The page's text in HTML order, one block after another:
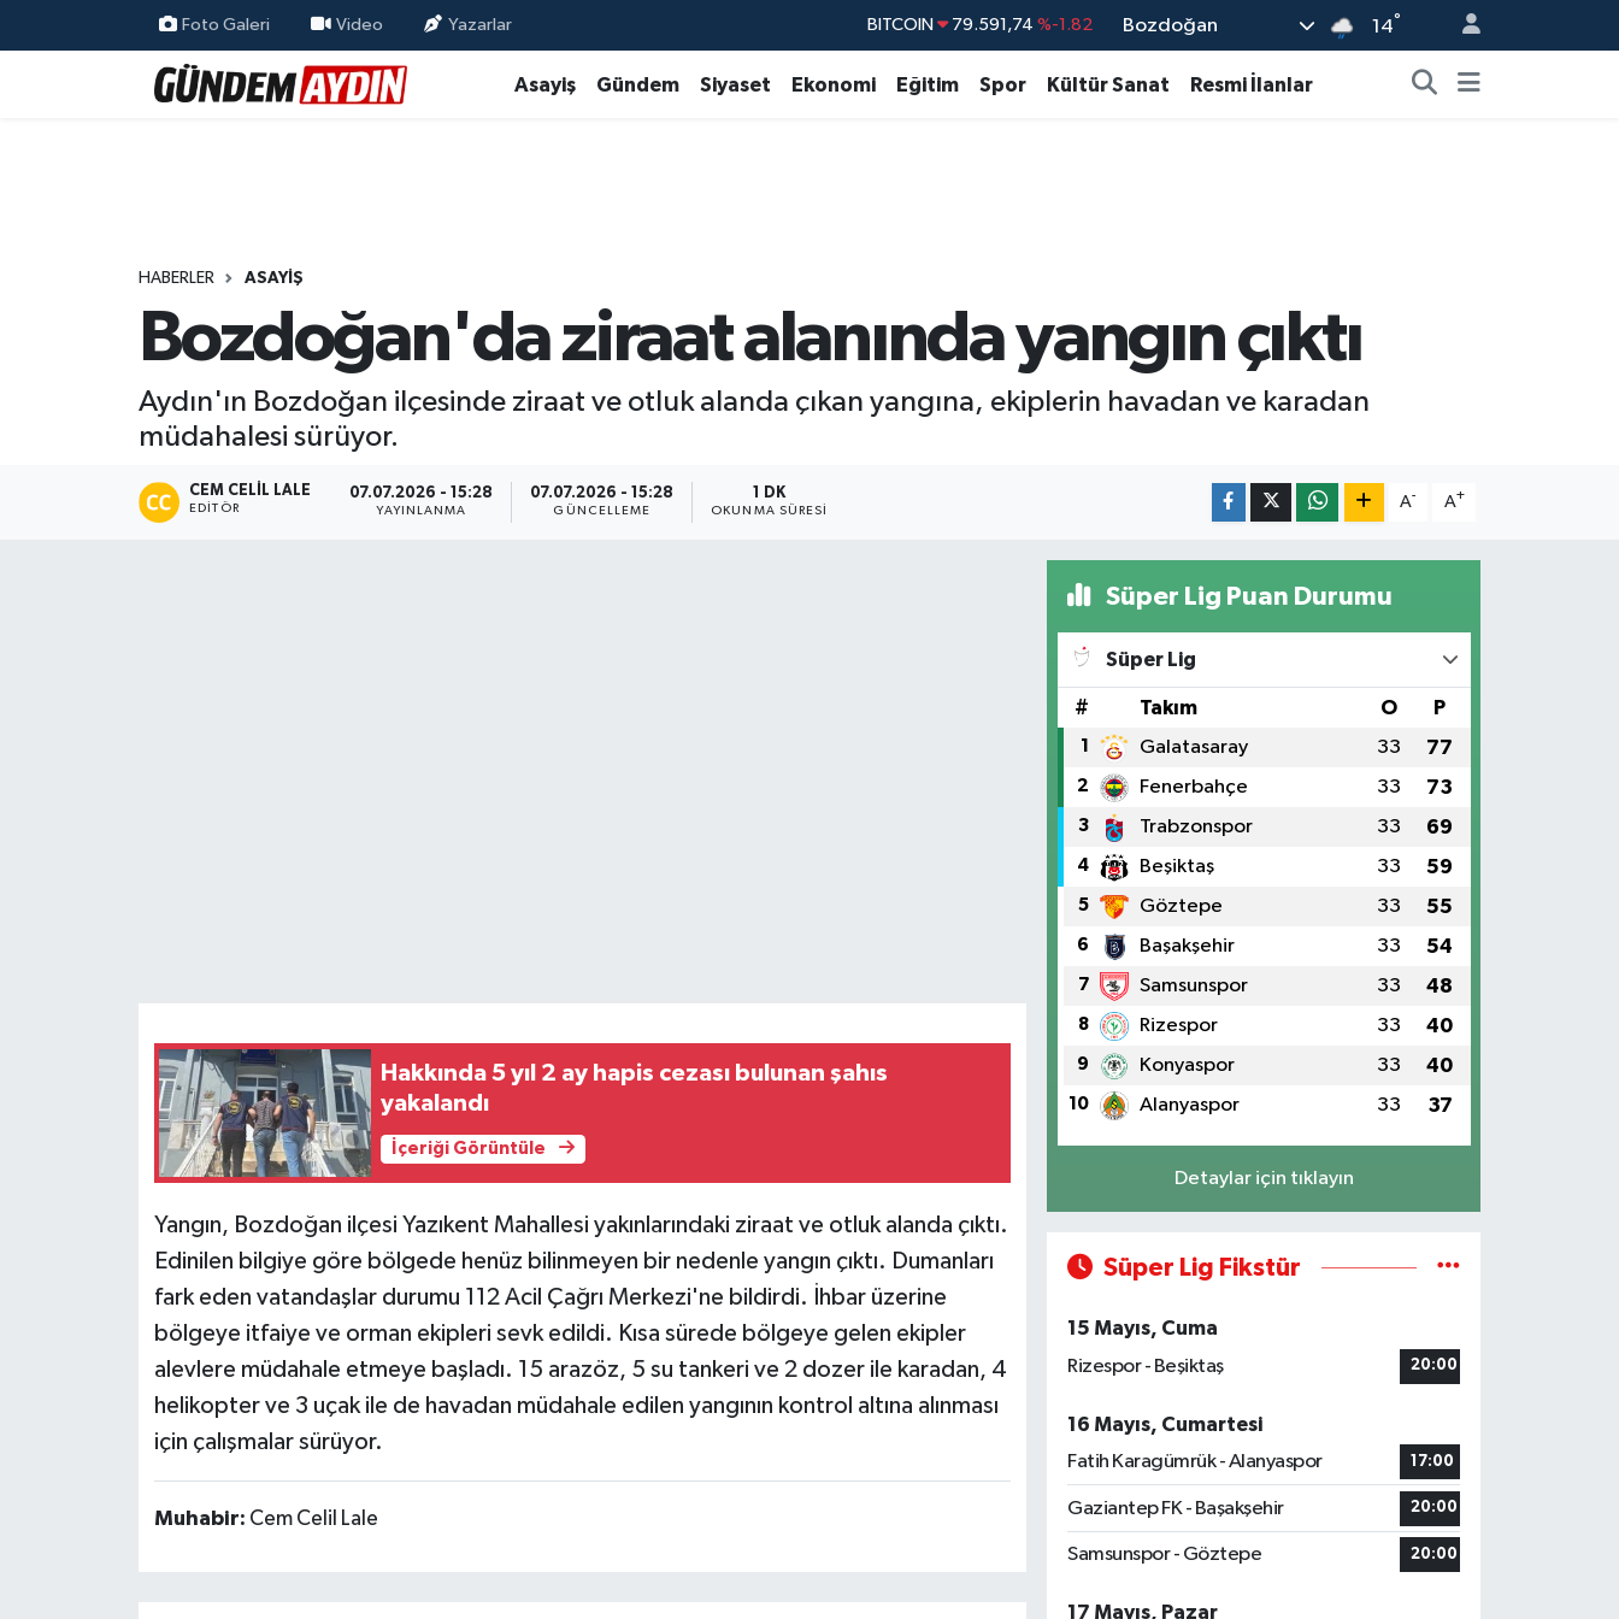
Foto Galeri Video Yazarlar BITCOIN 79.591,74 %-1.82 Bozdoğan 14°
Asayiş Gündem Siyaset Ekonomi Eğitim Spor Kültür Sanat Resmi İlanlar
HABERLER ASAYIŞ
Bozdoğan'da ziraat alanında yangın çıktı
Aydın'ın Bozdoğan ilçesinde ziraat ve otluk alanda çıkan yangına, ekiplerin havadan ve karadan
müdahalesi sürüyor.
CEM CELIL LALE
EDITÖR
07.07.2026 - 15:28
YAYINLANMA
07.07.2026 - 15:28
GÜNCELLEME
1 DK
OKUNMA SÜRESI
A- A+
Hakkında 5 yıl 2 ay hapis cezası bulunan şahıs
yakalandı
İçeriği Görüntüle
Yangın, Bozdoğan ilçesi Yazıkent Mahallesi yakınlarındaki ziraat ve otluk alanda çıktı.
Edinilen bilgiye göre bölgede henüz bilinmeyen bir nedenle yangın çıktı. Dumanları
fark eden vatandaşlar durumu 112 Acil Çağrı Merkezi'ne bildirdi. İhbar üzerine
bölgeye itfaiye ve orman ekipleri sevk edildi. Kısa sürede bölgeye gelen ekipler
alevlere müdahale etmeye başladı. 15 arazöz, 5 su tankeri ve 2 dozer ile karadan, 4
helikopter ve 3 uçak ile de havadan müdahale edilen yangının kontrol altına alınması
için çalışmalar sürüyor.
Muhabir: Cem Celil Lale
Süper Lig Puan Durumu
Süper Lig
# Takım O P
1 Galatasaray 33 77
2 Fenerbahçe 33 73
3 Trabzonspor 33 69
4 Beşiktaş 33 59
5 Göztepe 33 55
6 Başakşehir 33 54
7 Samsunspor 33 48
8 Rizespor 33 40
9 Konyaspor 33 40
10 Alanyaspor 33 37
Detaylar için tıklayın
Süper Lig Fikstür
15 Mayıs, Cuma
Rizespor - Beşiktaş
20:00
16 Mayıs, Cumartesi
Fatih Karagümrük - Alanyaspor
17:00
Gaziantep FK - Başakşehir 20:00
Samsunspor - Göztepe 20:00
17 Mayıs, Pazar
Aydın Nöbetçi Eczaneler
Aydın Trafik Yoğunluk Haritası
Süper Lig Puan Durumu ve Fikstür
Tüm Manşetler
Haber Arşivi